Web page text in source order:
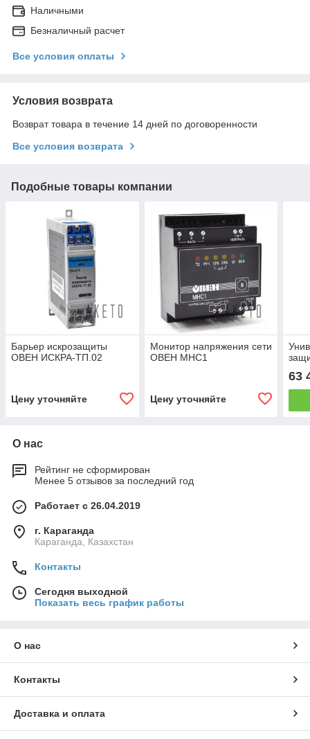
Наличными
Безналичный расчет
Все условия оплаты
Условия возврата
Возврат товара в течение 14 дней по договоренности
Все условия возврата
Подобные товары компании
Барьер искрозащиты
ОВЕН ИСКРА-ТП.02
Цену уточняйте
Монитор напряжения сети
ОВЕН МНС1
Цену уточняйте
63
О нас
Рейтинг не сформирован
Менее 5 отзывов за последний год
Работает с 26.04.2019
г. Караганда
Караганда, Казахстан
Контакты
Сегодня выходной
Показать весь график работы
О нас
Контакты
Доставка и оплата